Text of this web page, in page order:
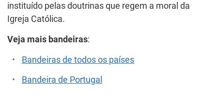
instituído pelas doutrinas que regem a moral da
Igreja Católica.
Veja mais bandeiras:
Bandeiras de todos os países
Bandeira de Portugal